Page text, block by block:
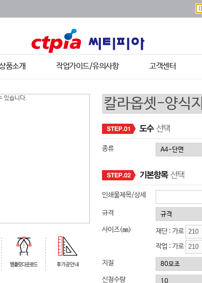
품소개 작업가이드/유의사항 고객센터
종류
인쇄물제목/상세
규격
사이즈(㎜) 재단 : 가로
작업 : 가로
지질
신청수량